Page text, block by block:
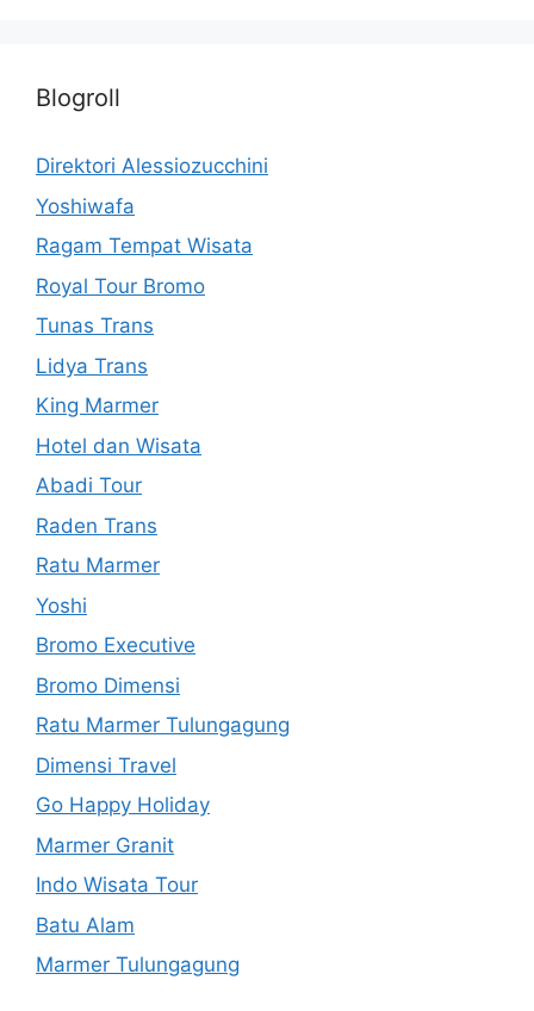
Blogroll
Direktori Alessiozucchini
Yoshiwafa
Ragam Tempat Wisata
Royal Tour Bromo
Tunas Trans
Lidya Trans
King Marmer
Hotel dan Wisata
Abadi Tour
Raden Trans
Ratu Marmer
Yoshi
Bromo Executive
Bromo Dimensi
Ratu Marmer Tulungagung
Dimensi Travel
Go Happy Holiday
Marmer Granit
Indo Wisata Tour
Batu Alam
Marmer Tulungagung